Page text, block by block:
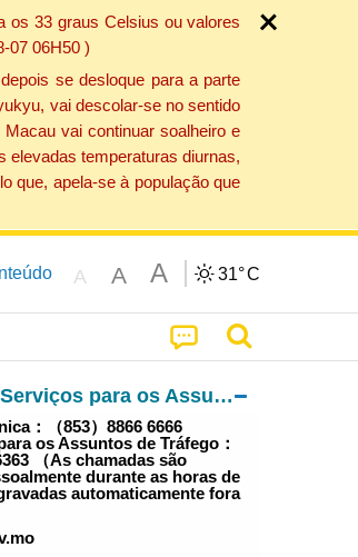
os 33 graus Celsius ou valores
07 06H50 )
se desloque para a parte
vai descolar-se no sentido
vai continuar soalheiro e
elevadas temperaturas diurnas,
que, apela-se à população que
A A A 31°C
Direcção dos Serviços para os Assuntos de Tráfego
：（853）8866 6666
os Assuntos de Tráfego：
（As chamadas são
durante as horas de
automaticamente fora